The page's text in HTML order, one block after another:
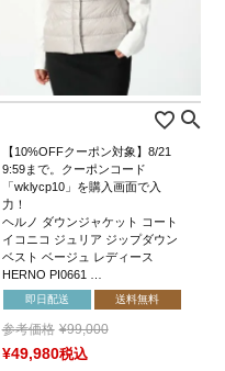
【10%OFFクーポン対象】8/21
9:59まで。クーポンコード
「wklycp10」を購入画面で入
力！
ヘルノ ダウンジャケット コート
イコニコ ジュリア ジップダウン
ベスト ベージュ レディース
HERNO PI0661 …
即日配送 送料無料
参考価格 ¥99,000
¥49,980税込